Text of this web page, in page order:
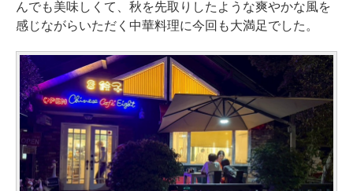
んでも美味しくて、秋を先取りしたような爽やかな風を
感じながらいただく中華料理に今回も大満足でした。